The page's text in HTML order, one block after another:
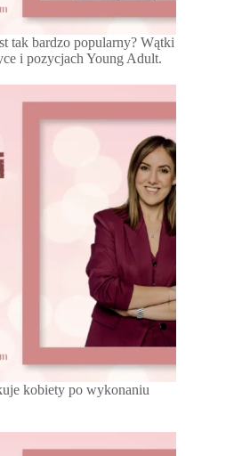
tak bardzo popularny? Wątki
i pozycjach Young Adult.
kobiety po wykonaniu